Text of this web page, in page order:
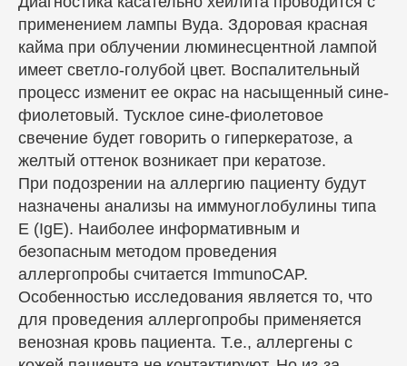
применением лампы Вуда. Здоровая красная
кайма при облучении люминесцентной лампой
имеет светло-голубой цвет. Воспалительный
процесс изменит ее окрас на насыщенный сине-
фиолетовый. Тусклое сине-фиолетовое
свечение будет говорить о гиперкератозе, а
желтый оттенок возникает при кератозе.
При подозрении на аллергию пациенту будут
назначены анализы на иммуноглобулины типа
Е (IgE). Наиболее информативным и
безопасным методом проведения
аллергопробы считается ImmunoCAP.
Особенностью исследования является то, что
для проведения аллергопробы применяется
венозная кровь пациента. Т.е., аллергены с